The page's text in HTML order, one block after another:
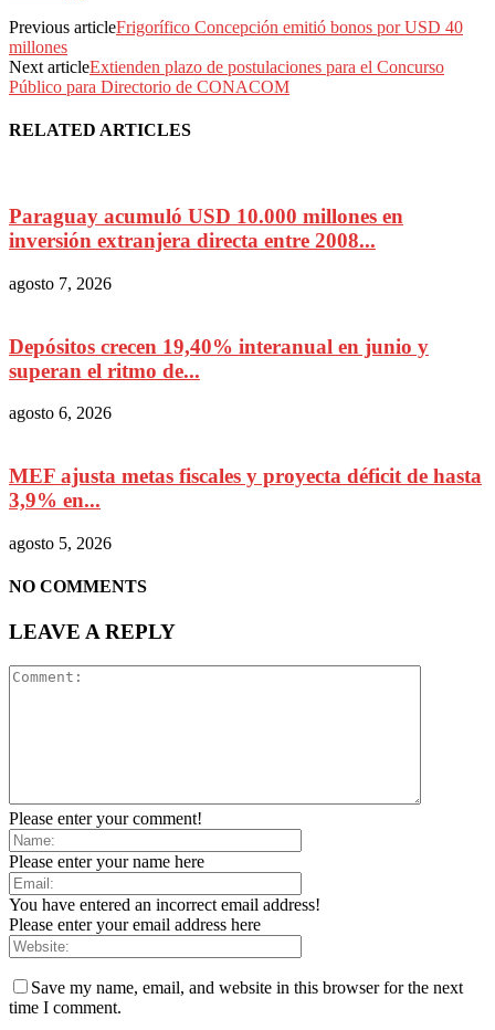
Previous articleFrigorífico Concepción emitió bonos por USD 40
millones
Next articleExtienden plazo de postulaciones para el Concurso
Público para Directorio de CONACOM
RELATED ARTICLES
Paraguay acumuló USD 10.000 millones en
inversión extranjera directa entre 2008...
agosto 7, 2026
Depósitos crecen 19,40% interanual en junio y
superan el ritmo de...
agosto 6, 2026
MEF ajusta metas fiscales y proyecta déficit de hasta
3,9% en...
agosto 5, 2026
NO COMMENTS
LEAVE A REPLY
Please enter your comment!
Please enter your name here
You have entered an incorrect email address!
Please enter your email address here
Save my name, email, and website in this browser for the next
time I comment.